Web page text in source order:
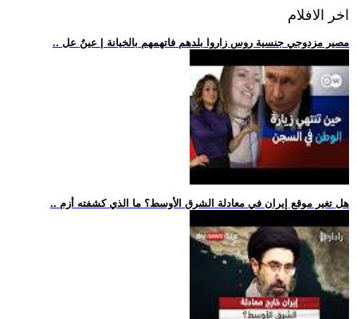
اخر الافلام
.. مصير مزدوجي جنسية روس زاروا بلدهم فاتهمهم بالخيانة | عينٌ عل
.. هل تغير موقع إيران في معادلة الشرق الأوسط؟ ما الذي كشفته أزم